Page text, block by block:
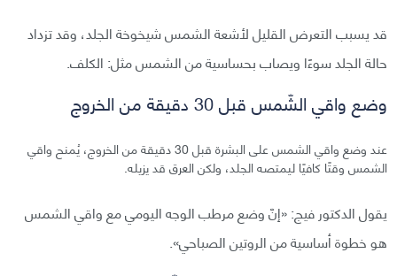
قد يسبب التعرض القليل لأشعة الشمس شيخوخة الجلد، وقد تزداد
حالة الجلد سوءًا ويصاب بحساسية من الشمس مثل: الكلف.
وضع واقي الشّمس قبل 30 دقيقة من الخروج
عند وضع واقي الشمس على البشرة قبل 30 دقيقة من الخروج، يُمنح واقي
الشمس وقتًا كافيًا ليمتصه الجلد، ولكن العرق قد يزيله.
يقول الدكتور فيج: «إنّ وضع مرطب الوجه اليومي مع واقي الشمس
هو خطوة أساسية من الروتين الصباحي».